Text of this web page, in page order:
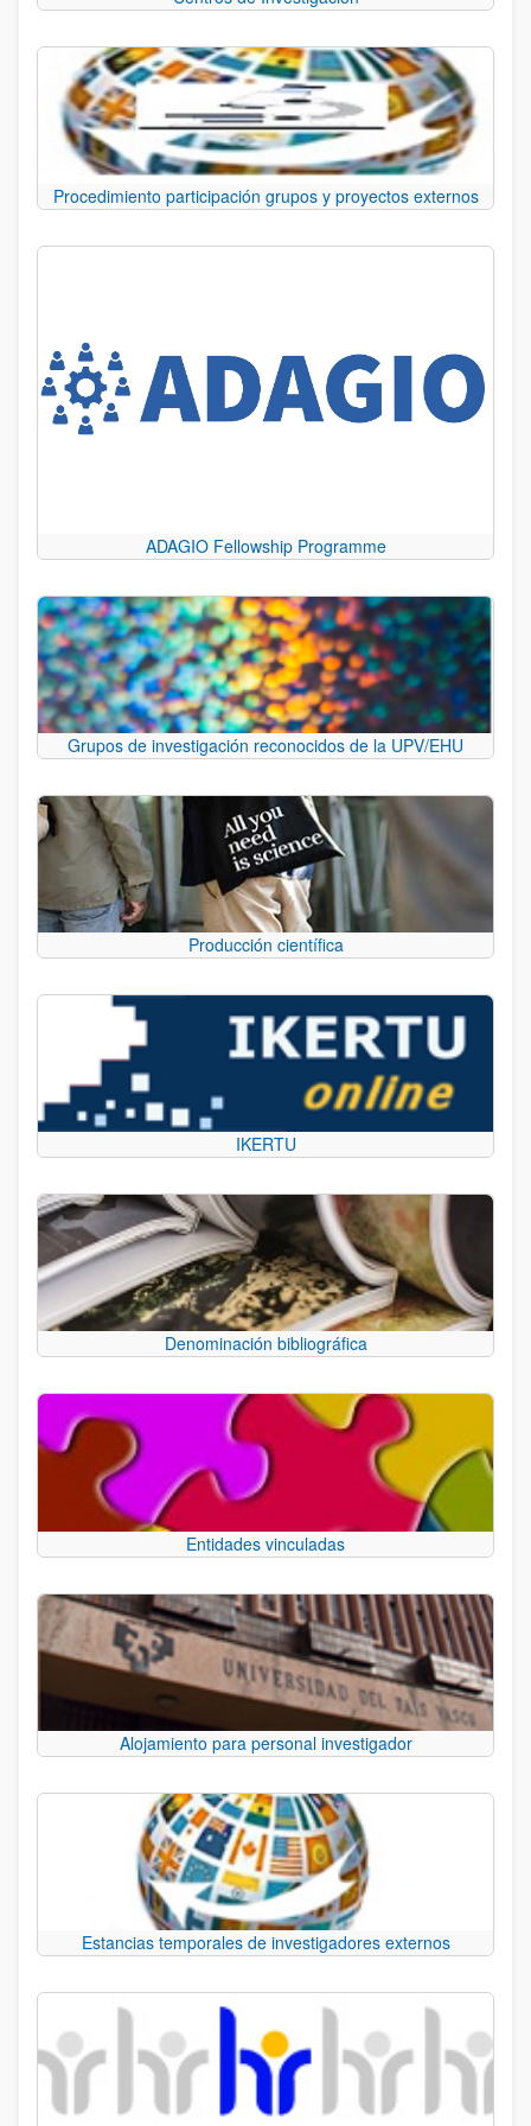
Procedimiento participación grupos y proyectos externos
ADAGIO Fellowship Programme
Grupos de investigación reconocidos de la UPV/EHU
Producción científica
IKERTU
Denominación bibliográfica
Entidades vinculadas
Alojamiento para personal investigador
Estancias temporales de investigadores externos